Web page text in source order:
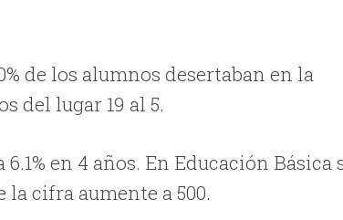
de los alumnos desertaban en la
del lugar 19 al 5.
en 4 años. En Educación Básica
la cifra aumente a 500.